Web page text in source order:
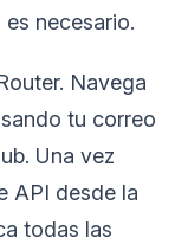
necesario.
Navega
tu correo
Una vez
API desde la
todas las